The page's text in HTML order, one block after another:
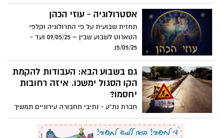
שדה, בקטע שבין רחוב רזיאל לרחוב פרץ
ברנשטיין
השריף של העיר: מפקד חדש
למרחב דן במשטרת ישראל
ניצב משנה אלעד קליין מונה למפקד מרחב דן
שאחראי בין היתר על הערים רמת גן וגבעתיים
ייפוי כח מתמשך - דואגים באמת